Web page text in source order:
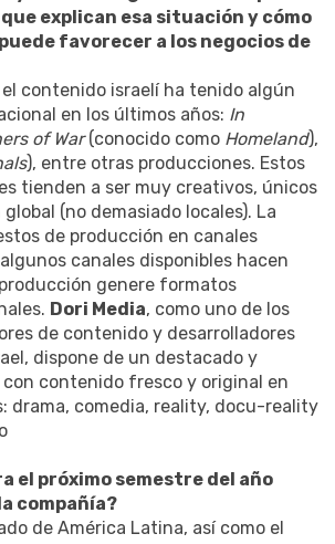
explican esa situación y cómo
favorecer a los negocios de
contenido israelí ha tenido algún
en los últimos años: In
of War(conocido como Homeland),
), entre otras producciones. Estos
tienden a ser muy creativos, únicos
(no demasiado locales). La
de producción en canales
canales disponibles hacen
genere formatos
Dori Media, como uno de los
de contenido y desarrolladores
dispone de un destacado y
contenido fresco y original en
drama, comedia, reality, docu-reality
el próximo semestre del año
compañía?
de América Latina, así como el